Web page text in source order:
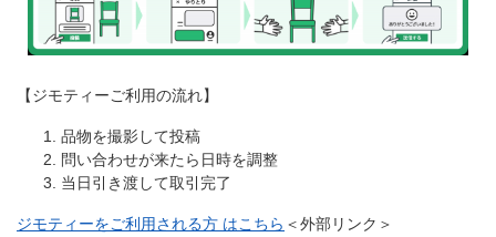
【ジモティーご利用の流れ】
品物を撮影して投稿
問い合わせが来たら日時を調整
当日引き渡して取引完了
ジモティーをご利用される方 はこちら ＜外部リンク＞